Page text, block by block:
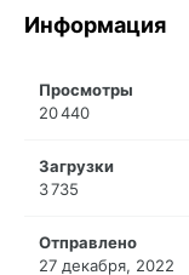
Информация
Просмотры
20 440
Загрузки
3 735
Отправлено
27 декабря, 2022